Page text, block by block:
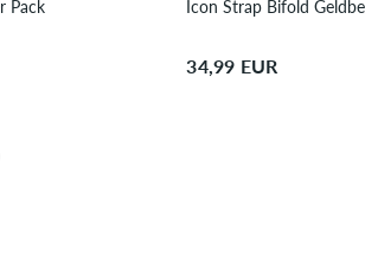
Pack Icon Strap Bifold
34,99 EUR